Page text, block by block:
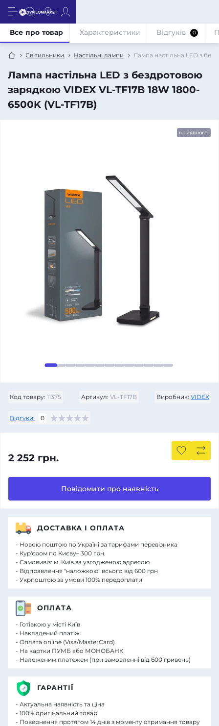
Світильники Настільні лампи Лампа настiльна LED з
Лампа настiльна LED з бездротовою
зарядкою VIDEX VL-TF17B 18W 1800-
6500K (VL-TF17B)
Все про товар Характеристики Відгуків 0
в наявності
Код товару: 11375 Артикул: VL-TF17B Виробник: VIDEX
Відгуки: 0
2 252 грн.
Повідомити про наявність
ДОСТАВКА І ОПЛАТА
- Новою поштою по Україні за тарифами перевізника
- Кур'єром по Києву– 300 грн.
- Самовивіз: м. Київ за узгодженою адресою
- Відправлення "наложкою" всього від 600 грн
- Укрпоштою за умови 100% передоплати
ОПЛАТА
- Готівкою у місті Київ
- Накладений платіж
- Оплата online (Visa/MasterCard)
- На картки ПУМБ або МОНОБАНК
- Наложеним платежем (при замовленні від 600 гривень)
ГАРАНТІЇ
- Актуальна наявність та ціна
- 100% оригінальний товар
- Повернення протягом 14 днів з моменту отримання товару